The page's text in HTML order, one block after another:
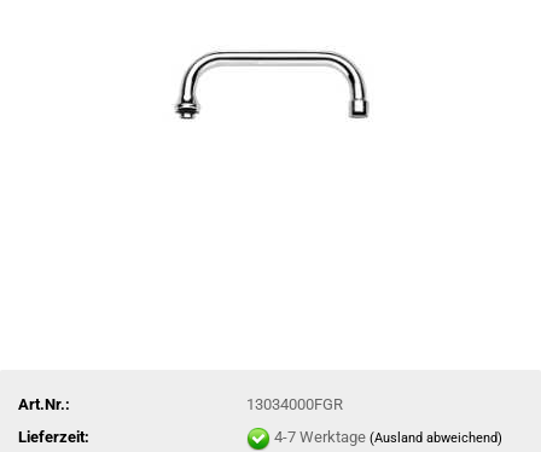
Art.Nr.:
13034000FGR
Lieferzeit:
4-7 Werktage(Ausland abweichend)